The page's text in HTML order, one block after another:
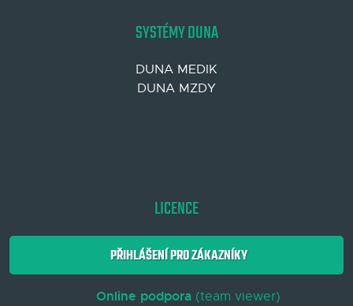
SYSTÉMY DUNA
DUNA MEDIK
DUNA MZDY
LICENCE
PŘIHLÁŠENÍ PRO ZÁKAZNÍKY
Online podpora(team viewer)